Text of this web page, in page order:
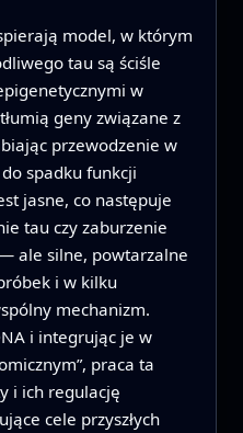
model, w którym
tau są ściśle
w
geny związane z
przewodzenie w
spadku funkcji
jasne, co następuje
tau czy zaburzenie
ale silne, powtarzalne
i w kilku
mechanizm.
i integrując je w
praca ta
i ich regulację
cele przyszłych